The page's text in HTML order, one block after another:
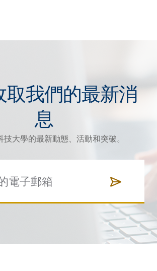
取我們的最新消
息
技大學的最新動態、活動和突破。